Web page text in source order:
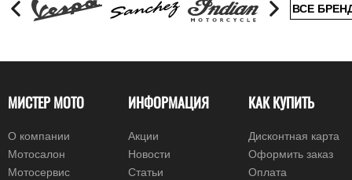
ВСЕ
МИСТЕР МОТО
О компании
Мотосалон
Мотосервис
ИНФОРМАЦИЯ
Акции
Новости
Статьи
КАК КУПИТЬ
Дисконтная карта
Оформить заказ
Оплата